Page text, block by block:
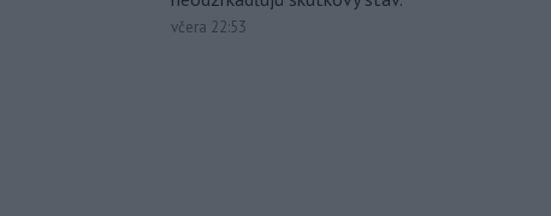
včera 22:53